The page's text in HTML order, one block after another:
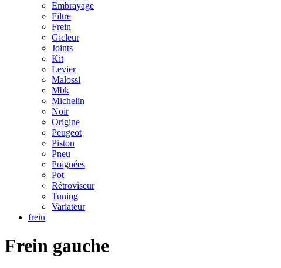
Embrayage
Filtre
Frein
Gicleur
Joints
Kit
Levier
Malossi
Mbk
Michelin
Noir
Origine
Peugeot
Piston
Pneu
Poignées
Pot
Rétroviseur
Tuning
Variateur
frein
Frein gauche